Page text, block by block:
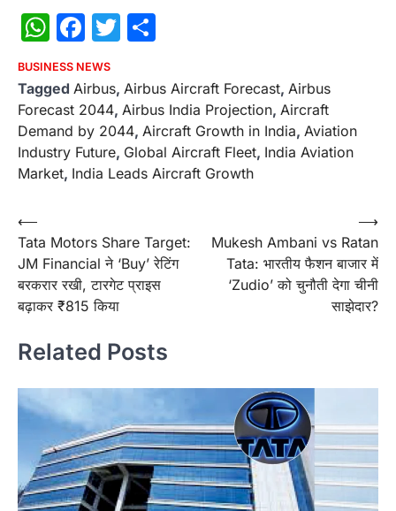
WhatsApp
Facebook
Twitter
BUSINESS NEWS
Tagged Airbus, Airbus Aircraft Forecast, Airbus
Forecast 2044, Airbus India Projection, Aircraft
Demand by 2044, Aircraft Growth in India, Aviation
Industry Future, Global Aircraft Fleet, India Aviation
Market, India Leads Aircraft Growth
Post
navigation
⟵
Tata Motors Share Target:
JM Financial ने ‘Buy’ रेटिंग
बरकरार रखी, टारगेट प्राइस
बढ़ाकर ₹815 किया
Mukesh Ambani vs Ratan
Tata: भारतीय फैशन बाजार में
‘Zudio’ को चुनौती देगा चीनी
साझेदार?
⟶
Related Posts